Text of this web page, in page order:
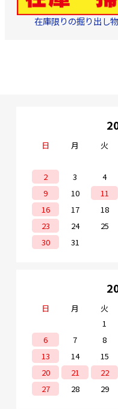
在庫限りの掘り出し
日 月 火
2
3 4
9
10 11
16
17 18
23
24 25
30
31
日 月 火
1
6
7 8
13
14 15
20
21 22
27
28 29